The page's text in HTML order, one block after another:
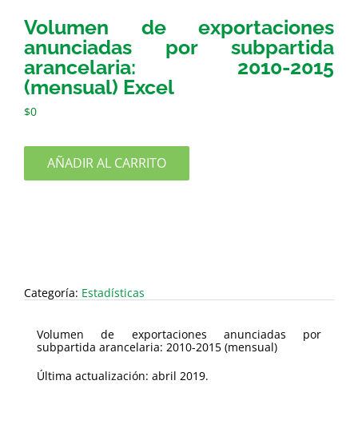
Volumen de exportaciones
anunciadas por subpartida
arancelaria: 2010-2015
(mensual) Excel
$0
AÑADIR AL CARRITO
Categoría: Estadísticas
Volumen de exportaciones anunciadas por
subpartida arancelaria: 2010-2015 (mensual)
Última actualización: abril 2019.